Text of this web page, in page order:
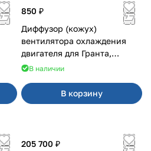
850 ₽
Диффузор (кожух)
вентилятора охлаждения
двигателя для Гранта,
Калина-2, Датсун нового
В наличии
В корзину
205 700 ₽